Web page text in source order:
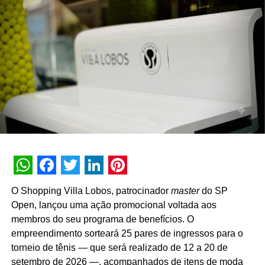
Sobre a Lindt & Sprüngli
Fundada há 175 anos, em Zurique, a Lindt &
Sprüngli élíder mundial
premium e, atualmente, possui doze unidades de
funcionários. Os produtos da marca são distribuídos
independentes. No Brasil, a Lindt & Sprüngli é
supermercados e empórios e, desde 2014, possui
operação própria no país. Atualmente a filial
brasileira emprega mais de 400 funcionários e em
2020 inaugurou sua 51ª loja própria.
novos consumidores. Nosso objetivo é transformar a
experimentação em preferência e construir relações de
longo prazo com o mercado”, pontua Daniel Salguele,
gerente da Torrefação Cooxupé.
A promoção abrange todas as linhas de produtos da
marca em todo o território nacional. Para concorrer aos
comprovantes fiscais pelo site oficial ou via WhatsApp.
distribuição de R$ 10 mil toda semana e o sorteio final de
fosse muito mais do que um incentivo de compra. Ela
precisava reforçar os atributos da marca, gerar conversa e
manter o Café Evolutto presente na rotina das pessoas. A
combinação entre mecânica simples, premiações
atrativas, comunicação integrada e a chegada do Edu
WhatsApp
Facebook
Twitter
LinkedIn
Pinterest
O Shopping Villa Lobos, patrocinador masterdo SP
Open, lançou uma ação promocional voltada aos
membros do seu programa de benefícios. O
empreendimento sorteará 25 pares de ingressos para o
torneio de tênis — que será realizado de 12 a 20 de
setembro de 2026 —, acompanhados de itens de moda